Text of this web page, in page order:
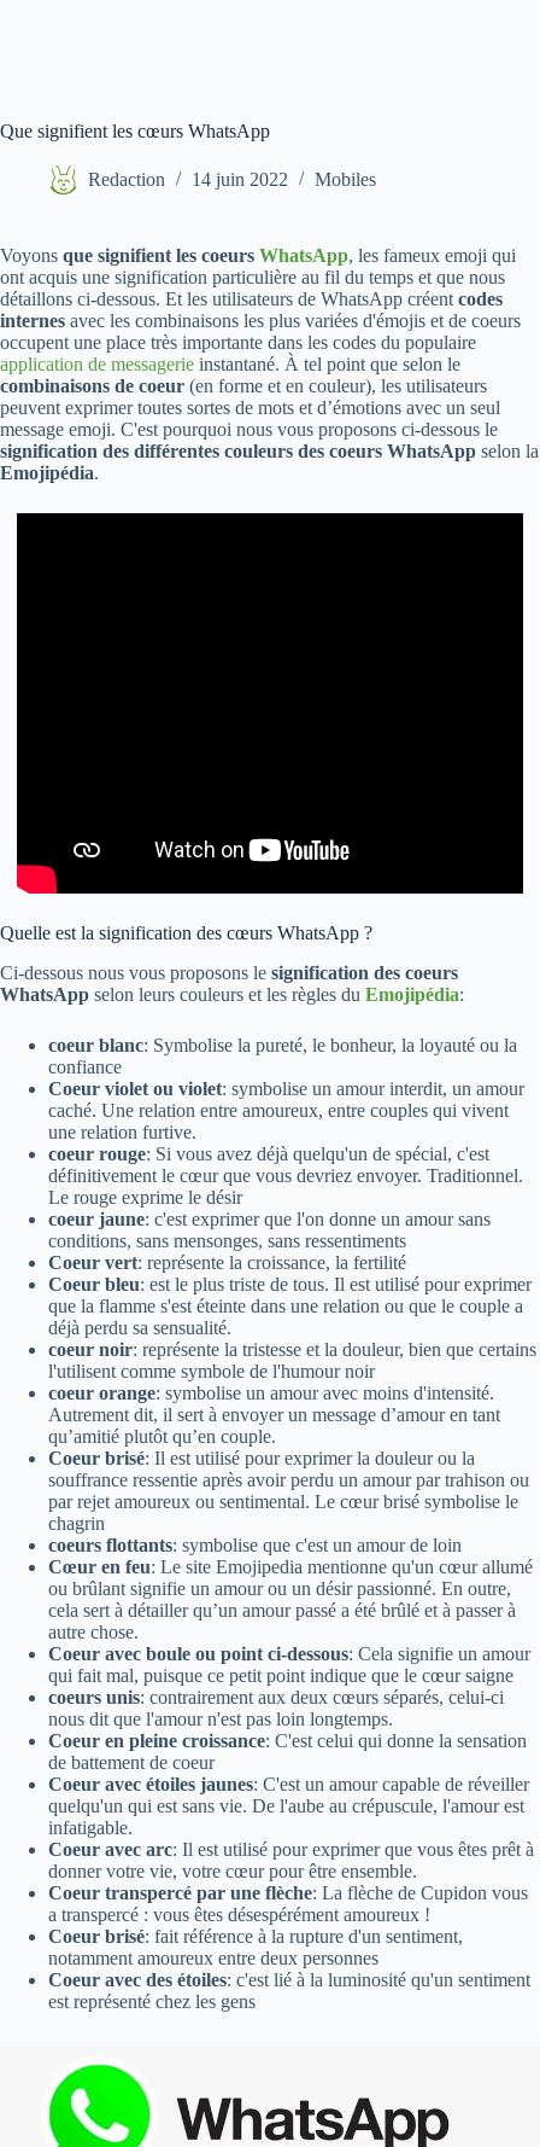
Que signifient les cœurs WhatsApp
Redaction 14 juin 2022 Mobiles
Voyons que signifient les coeurs WhatsApp, les fameux emoji qui
ont acquis une signification particulière au fil du temps et que nous
détaillons ci-dessous. Et les utilisateurs de WhatsApp créent codes
internes avec les combinaisons les plus variées d'émojis et de coeurs
occupent une place très importante dans les codes du populaire
application de messagerie instantané. À tel point que selon le
combinaisons de coeur (en forme et en couleur), les utilisateurs
peuvent exprimer toutes sortes de mots et d’émotions avec un seul
message emoji. C'est pourquoi nous vous proposons ci-dessous le
signification des différentes couleurs des coeurs WhatsApp selon la
Emojipédia.
Quelle est la signification des cœurs WhatsApp ?
Ci-dessous nous vous proposons le signification des coeurs
WhatsApp selon leurs couleurs et les règles du Emojipédia:
coeur blanc: Symbolise la pureté, le bonheur, la loyauté ou la
confiance
Coeur violet ou violet: symbolise un amour interdit, un amour
caché. Une relation entre amoureux, entre couples qui vivent
une relation furtive.
coeur rouge: Si vous avez déjà quelqu'un de spécial, c'est
définitivement le cœur que vous devriez envoyer. Traditionnel.
Le rouge exprime le désir
coeur jaune: c'est exprimer que l'on donne un amour sans
conditions, sans mensonges, sans ressentiments
Coeur vert: représente la croissance, la fertilité
Coeur bleu: est le plus triste de tous. Il est utilisé pour exprimer
que la flamme s'est éteinte dans une relation ou que le couple a
déjà perdu sa sensualité.
coeur noir: représente la tristesse et la douleur, bien que certains
l'utilisent comme symbole de l'humour noir
coeur orange: symbolise un amour avec moins d'intensité.
Autrement dit, il sert à envoyer un message d’amour en tant
qu’amitié plutôt qu’en couple.
Coeur brisé: Il est utilisé pour exprimer la douleur ou la
souffrance ressentie après avoir perdu un amour par trahison ou
par rejet amoureux ou sentimental. Le cœur brisé symbolise le
chagrin
coeurs flottants: symbolise que c'est un amour de loin
Cœur en feu: Le site Emojipedia mentionne qu'un cœur allumé
ou brûlant signifie un amour ou un désir passionné. En outre,
cela sert à détailler qu’un amour passé a été brûlé et à passer à
autre chose.
Coeur avec boule ou point ci-dessous: Cela signifie un amour
qui fait mal, puisque ce petit point indique que le cœur saigne
coeurs unis: contrairement aux deux cœurs séparés, celui-ci
nous dit que l'amour n'est pas loin longtemps.
Coeur en pleine croissance: C'est celui qui donne la sensation
de battement de coeur
Coeur avec étoiles jaunes: C'est un amour capable de réveiller
quelqu'un qui est sans vie. De l'aube au crépuscule, l'amour est
infatigable.
Coeur avec arc: Il est utilisé pour exprimer que vous êtes prêt à
donner votre vie, votre cœur pour être ensemble.
Coeur transpercé par une flèche: La flèche de Cupidon vous
a transpercé : vous êtes désespérément amoureux !
Coeur brisé: fait référence à la rupture d'un sentiment,
notamment amoureux entre deux personnes
Coeur avec des étoiles: c'est lié à la luminosité qu'un sentiment
est représenté chez les gens